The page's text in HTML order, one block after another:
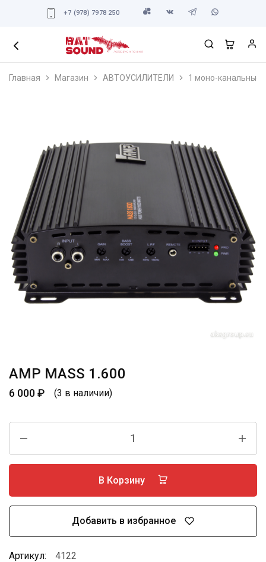
+7 (978) 7978 250
Главная Магазин АВТОУСИЛИТЕЛИ 1 моно-канальные
AMP MASS 1.600
6 000₽ (3 в наличии)
В Корзину
Добавить в избранное
Артикул:
4122